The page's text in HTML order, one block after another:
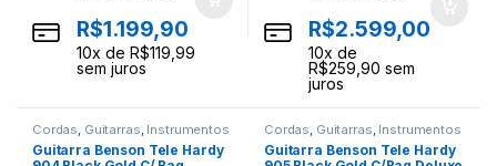
R$1.199,90
10x de R$119,99
sem juros
R$2.599,00
10x de
R$259,90 sem
juros
Cordas, Guitarras, Instrumentos
Musicais
Guitarra Benson Tele Hardy
Cordas, Guitarras, Instrumentos
Musicais
Guitarra Benson Tele Hardy